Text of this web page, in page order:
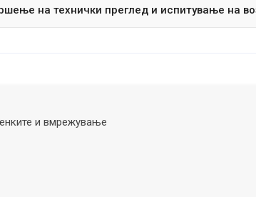
на технички преглед и испитување на
и вмрежување